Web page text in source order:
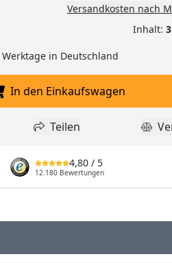
Versandkosten nach
Inhalt:
in Deutschland
In den Einkaufswagen
In den Einkaufswagen
hinzufügen
Teilen
Teilen
4,80 / 5
12.180 Bewertungen